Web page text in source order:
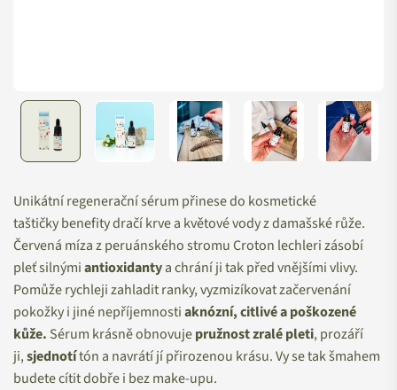
Unikátní regenerační sérum přinese do kosmetické
taštičky benefity dračí krve a květové vody z damašské růže.
Červená míza z peruánského stromu Croton lechleri zásobí
pleť silnýmiantioxidantya chrání ji tak před vnějšími vlivy.
Pomůže rychleji zahladit ranky, vyzmizíkovat začervenání
pokožky i jiné nepříjemnostiaknózní, citlivé a poškozené
kůže. Sérum krásně obnovujepružnostzralé pleti, prozáří
ji,sjednotítón a navrátí jí přirozenou krásu. Vy se tak šmahem
budete cítit dobře i bez make-upu.